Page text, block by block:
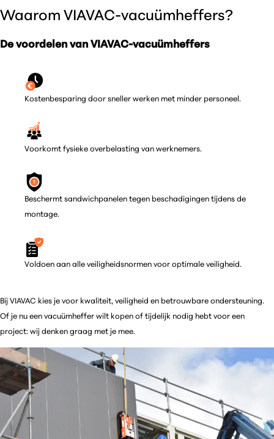
Waarom VIAVAC-vacuümheffers?
De voordelen van VIAVAC-vacuümheffers
Kostenbesparing door sneller werken met minder personeel.
Voorkomt fysieke overbelasting van werknemers.
Beschermt sandwichpanelen tegen beschadigingen tijdens de
montage.
Voldoen aan alle veiligheidsnormen voor optimale veiligheid.
Bij VIAVAC kies je voor kwaliteit, veiligheid en betrouwbare ondersteuning.
Of je nu een vacuümheffer wilt kopen of tijdelijk nodig hebt voor een
project: wij denken graag met je mee.